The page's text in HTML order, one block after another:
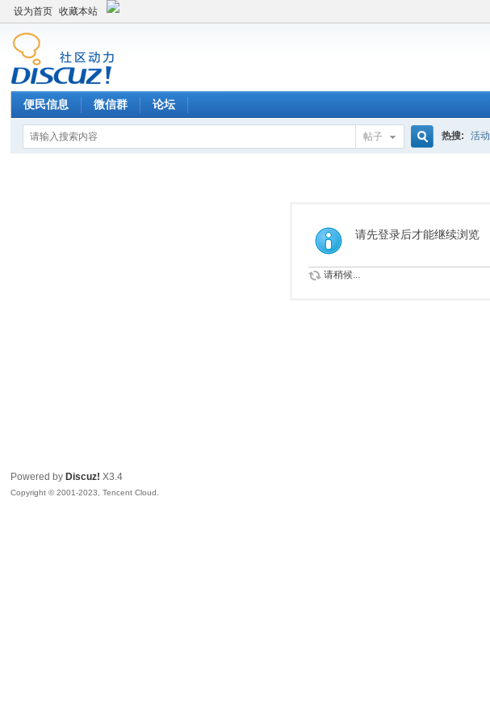
设为首页 收藏本站
便民信息 微信群 论坛
帖子
索
热搜: 活动
请先登录后才能继续浏览
请稍候...
Powered by Discuz! X3.4
Copyright © 2001-2023, Tencent Cloud.